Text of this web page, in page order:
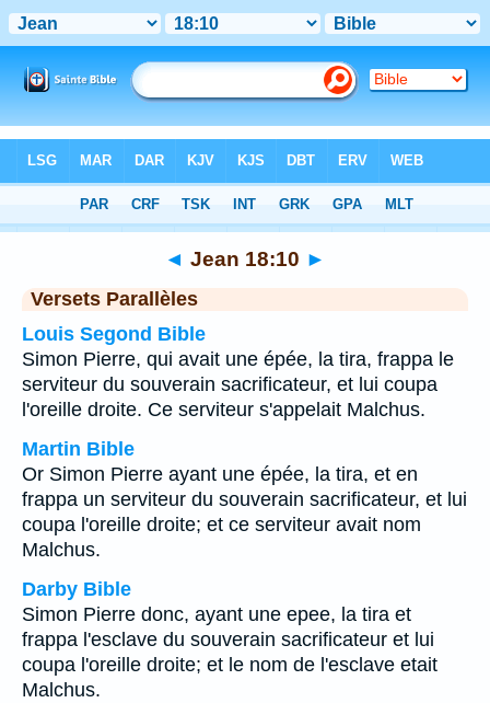
Chapitre 18> Verset 10
◄ Jean 18:10 ►
Versets Parallèles
Louis Segond Bible
Simon Pierre, qui avait une épée, la tira, frappa le
serviteur du souverain sacrificateur, et lui coupa
l'oreille droite. Ce serviteur s'appelait Malchus.
Martin Bible
Or Simon Pierre ayant une épée, la tira, et en
frappa un serviteur du souverain sacrificateur, et lui
coupa l'oreille droite; et ce serviteur avait nom
Malchus.
Darby Bible
Simon Pierre donc, ayant une epee, la tira et
frappa l'esclave du souverain sacrificateur et lui
coupa l'oreille droite; et le nom de l'esclave etait
Malchus.